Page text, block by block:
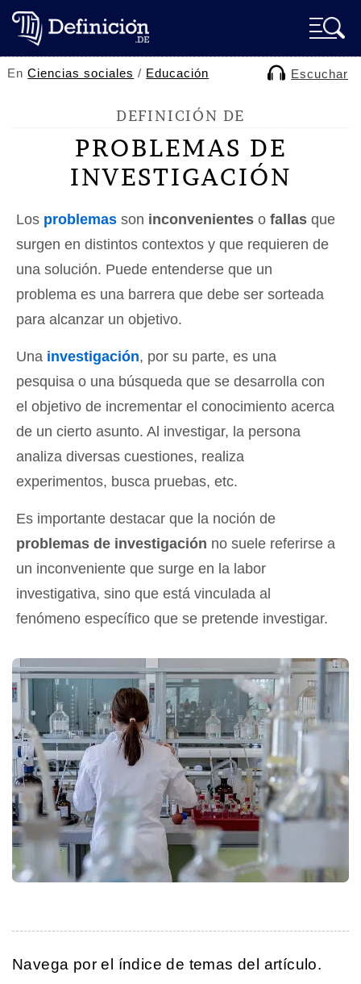
EnCiencias sociales / Educación Escuchar
DEFINICIÓN DE
PROBLEMAS DE
INVESTIGACIÓN
Los problemas son inconvenientes o fallas que
surgen en distintos contextos y que requieren de
una solución. Puede entenderse que un
problema es una barrera que debe ser sorteada
para alcanzar un objetivo.
Una investigación, por su parte, es una
pesquisa o una búsqueda que se desarrolla con
el objetivo de incrementar el conocimiento acerca
de un cierto asunto. Al investigar, la persona
analiza diversas cuestiones, realiza
experimentos, busca pruebas, etc.
Es importante destacar que la noción de
problemas de investigación no suele referirse a
un inconveniente que surge en la labor
investigativa, sino que está vinculada al
fenómeno específico que se pretende investigar.
Navega por el índice de temas del artículo.